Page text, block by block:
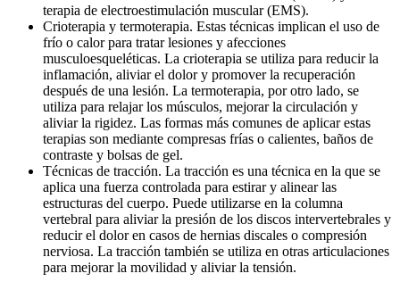
terapia de electroestimulación muscular (EMS).
Crioterapia y termoterapia. Estas técnicas implican el uso de
frío o calor para tratar lesiones y afecciones
musculoesqueléticas. La crioterapia se utiliza para reducir la
inflamación, aliviar el dolor y promover la recuperación
después de una lesión. La termoterapia, por otro lado, se
utiliza para relajar los músculos, mejorar la circulación y
aliviar la rigidez. Las formas más comunes de aplicar estas
terapias son mediante compresas frías o calientes, baños de
contraste y bolsas de gel.
Técnicas de tracción. La tracción es una técnica en la que se
aplica una fuerza controlada para estirar y alinear las
estructuras del cuerpo. Puede utilizarse en la columna
vertebral para aliviar la presión de los discos intervertebrales y
reducir el dolor en casos de hernias discales o compresión
nerviosa. La tracción también se utiliza en otras articulaciones
para mejorar la movilidad y aliviar la tensión.